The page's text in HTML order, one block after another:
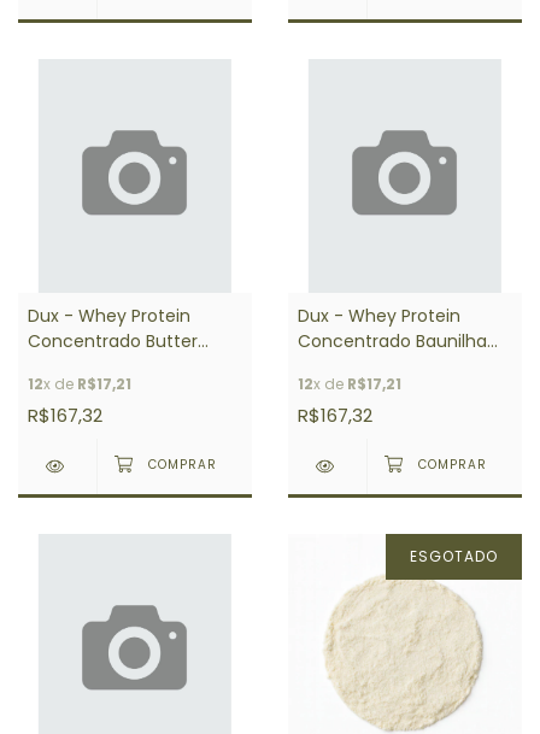
Dux - Whey Protein
Concentrado Butter
12x de R$17,21
R$167,32
Dux - Whey Protein
Concentrado Baunilha
12x de R$17,21
R$167,32
ESGOTADO